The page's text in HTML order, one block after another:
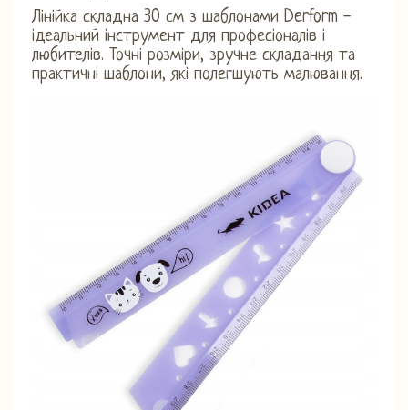
Лінійка складна 30 см з шаблонами Derform -
ідеальний інструмент для професіоналів і
любителів. Точні розміри, зручне складання та
практичні шаблони, які полегшують малювання.